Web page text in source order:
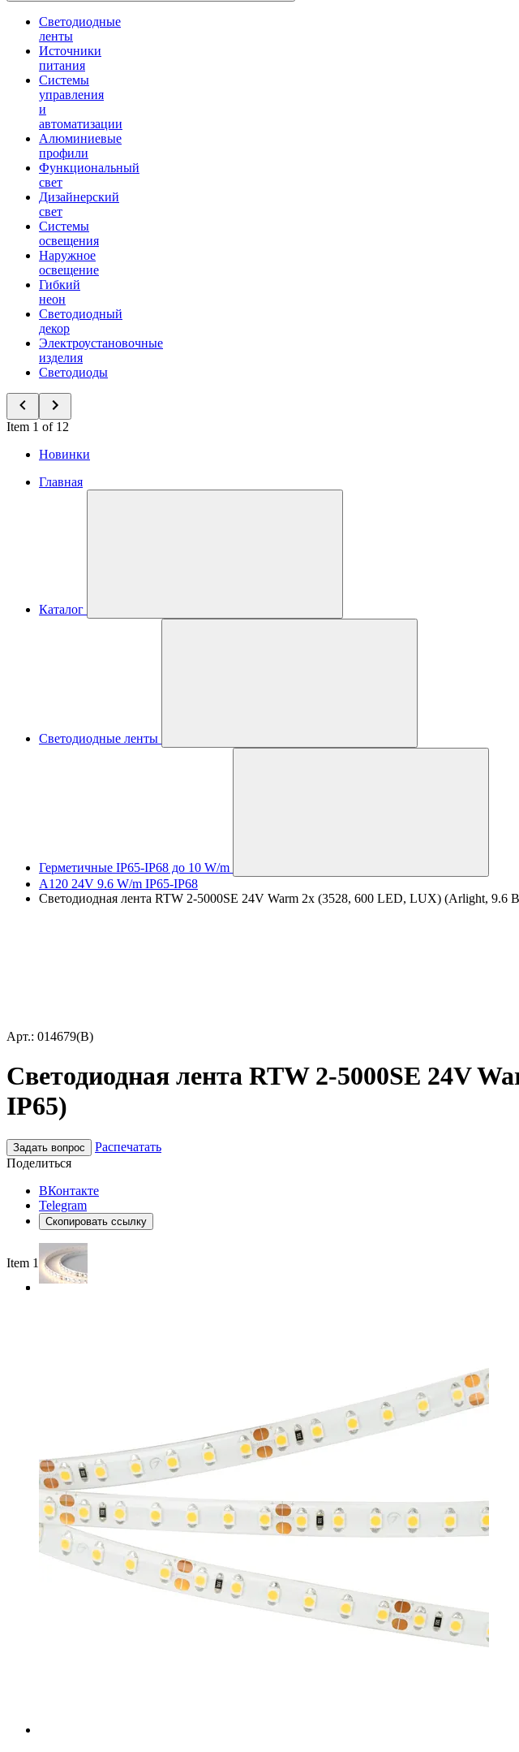
Светодиодные
ленты
Источники
питания
Системы
управления
и
автоматизации
Алюминиевые
профили
Функциональный
свет
Дизайнерский
свет
Системы
освещения
Наружное
освещение
Гибкий
неон
Светодиодный
декор
Электроустановочные
изделия
Светодиоды
Item 1 of 12
Новинки
Главная
Каталог
Светодиодные ленты
Герметичные IP65-IP68 до 10 W/m
A120 24V 9.6 W/m IP65-IP68
Светодиодная лента RTW 2-5000SE 24V Warm 2x (3528, 600 LED, LUX) (Arlight, 9.6
Арт.: 014679(B)
Светодиодная лента RTW 2-5000SE 24V
IP65)
Задать вопрос
Распечатать
Поделиться
ВКонтакте
Telegram
Скопировать ссылку
Item 1 of 3